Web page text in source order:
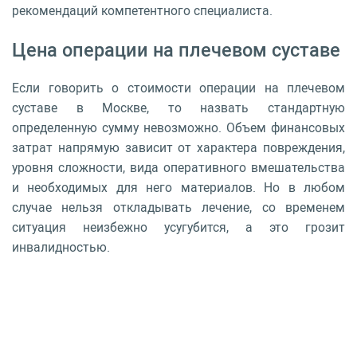
рекомендаций компетентного специалиста.
Цена операции на плечевом суставе
Если говорить о стоимости операции на плечевом
суставе в Москве, то назвать стандартную
определенную сумму невозможно. Объем финансовых
затрат напрямую зависит от характера повреждения,
уровня сложности, вида оперативного вмешательства
и необходимых для него материалов. Но в любом
случае нельзя откладывать лечение, со временем
ситуация неизбежно усугубится, а это грозит
инвалидностью.